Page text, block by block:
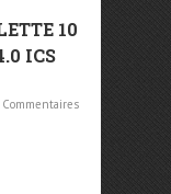
10
ICS